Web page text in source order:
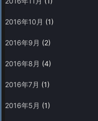
2016年10月 (1)
2016年9月 (2)
2016年8月 (4)
2016年7月 (1)
2016年5月 (1)